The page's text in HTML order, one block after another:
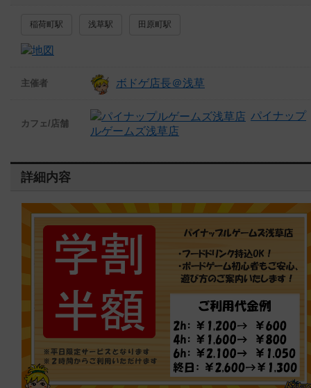
稲荷町駅 浅草駅 田原町駅
主催者 ボドゲ店長＠浅草
カフェ/店舗
パイナップ
ルゲームズ浅草店
詳細内容